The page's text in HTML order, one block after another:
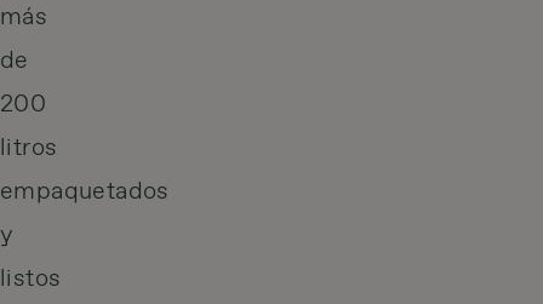
más
de
200
litros
empaquetados
y
listos